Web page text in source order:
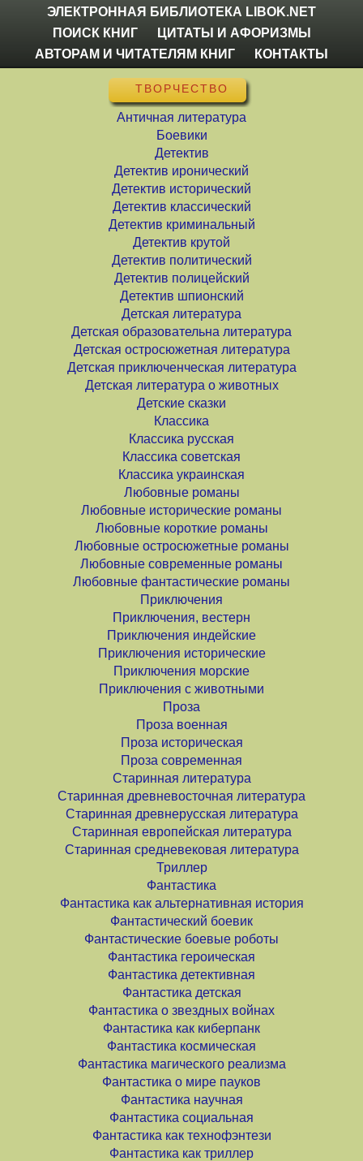
ЭЛЕКТРОННАЯ БИБЛИОТЕКА LIBOK.NET
ПОИСК КНИГ
ЦИТАТЫ И АФОРИЗМЫ
АВТОРАМ И ЧИТАТЕЛЯМ КНИГ
КОНТАКТЫ
ТВОРЧЕСТВО
Античная литература
Боевики
Детектив
Детектив иронический
Детектив исторический
Детектив классический
Детектив криминальный
Детектив крутой
Детектив политический
Детектив полицейский
Детектив шпионский
Детская литература
Детская образовательна литература
Детская остросюжетная литература
Детская приключенческая литература
Детская литература о животных
Детские сказки
Классика
Классика русская
Классика советская
Классика украинская
Любовные романы
Любовные исторические романы
Любовные короткие романы
Любовные остросюжетные романы
Любовные современные романы
Любовные фантастические романы
Приключения
Приключения, вестерн
Приключения индейские
Приключения исторические
Приключения морские
Приключения с животными
Проза
Проза военная
Проза историческая
Проза современная
Старинная литература
Старинная древневосточная литература
Старинная древнерусская литература
Старинная европейская литература
Старинная средневековая литература
Триллер
Фантастика
Фантастика как альтернативная история
Фантастический боевик
Фантастические боевые роботы
Фантастика героическая
Фантастика детективная
Фантастика детская
Фантастика о звездных войнах
Фантастика как киберпанк
Фантастика космическая
Фантастика магического реализма
Фантастика о мире пауков
Фантастика научная
Фантастика социальная
Фантастика как технофэнтези
Фантастика как триллер